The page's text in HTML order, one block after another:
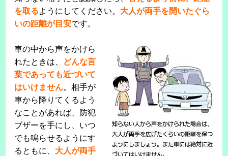
を取るようにしてください。 大人が両手を開いたぐら
いの距離が目安です。
車の中から声をかけら
れたときは、
どんな言
葉であっても近づいて
はいけません。相手が
車から降りてくるよう
なことがあれば、防犯
ブザーを手にし、いつ
でも鳴らせるようにす
るともに、 大人が両手